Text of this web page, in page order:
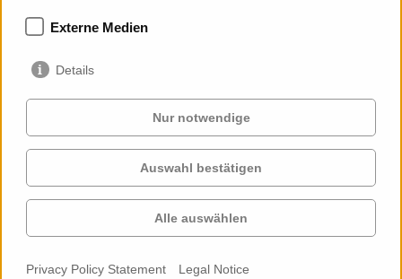
Services
Cases
Clients
Projects
Profile
Contact
Externe Medien
Details
Nur notwendige
Auswahl bestätigen
Alle auswählen
Privacy Policy Statement Legal Notice